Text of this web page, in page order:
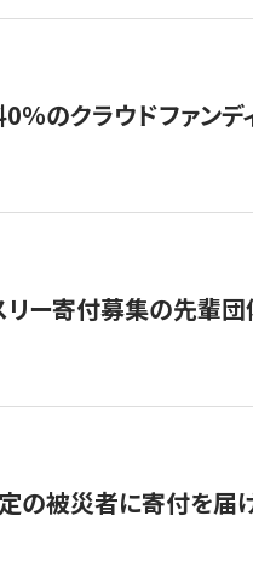
％のクラウドファン
リー寄付募集の先輩
の被災者に寄付を届